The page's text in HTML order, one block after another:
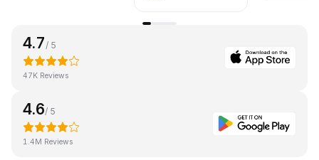
4.7 / 5
47K Reviews
4.6/ 5
1.4M Reviews